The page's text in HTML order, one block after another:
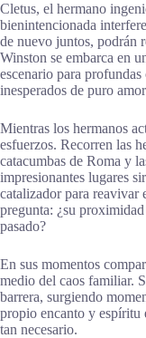
Cletus, el hermano
bienintencionada
de nuevo juntos, podrán
Winston se embarca en
escenario para
inesperados de puro
Mientras los hermanos
esfuerzos. Recorren las
catacumbas de Roma y
impresionantes lugares
catalizador para reavivar
pregunta: ¿su
pasado?
En sus momentos
medio del caos familiar.
barrera, surgiendo
propio encanto y
tan necesario.